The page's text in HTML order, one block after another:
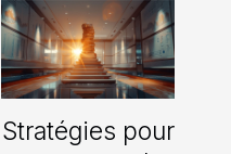
Stratégies pour